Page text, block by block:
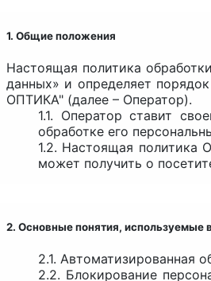
1. Общие положения
Настоящая политика
данных» и определяет
ОПТИКА" (далее – Оператор).
1.1. Оператор ставит
обработке его
1.2. Настоящая политика
может получить о
2. Основные понятия, используемые
2.1. Автоматизированная
2.2. Блокирование